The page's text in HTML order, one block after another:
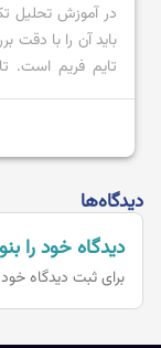
در آموزش تحلیل
باید آن را با دقت
تایم فریم است.
ماهانه می باشند
دیدگاه‌ها
دیدگاه خود را
برای ثبت دیدگاه خود